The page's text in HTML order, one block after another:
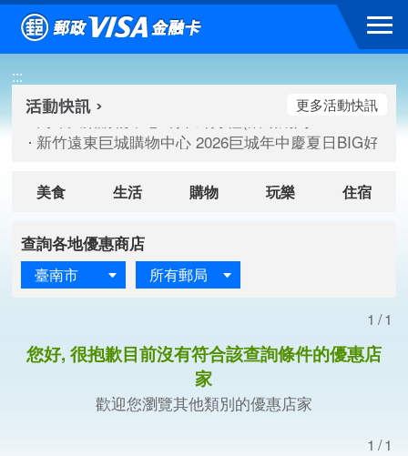
跳到主要內容區塊
:::
高雄大樂購物中心 刷卡郵好禮(活動期間：115/08/07-
臺北三創生活 有點東西第2波 刷卡郵好禮(活動期間：
高雄大樂購物中心 刷卡郵好禮(活動期間：115/08/07-
新竹遠東巨城購物中心 2026巨城年中慶夏日BIG好刷(
更多活動快訊
美食 生活 購物 玩樂 住宿
查詢各地優惠商店
臺南市 所有郵局
1/1
您好, 很抱歉目前沒有符合該查詢條件的優惠店
家
歡迎您瀏覽其他類別的優惠店家
1/1